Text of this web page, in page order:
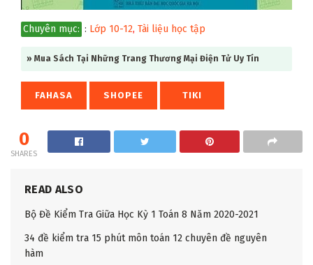
Chuyên mục: : Lớp 10-12, Tài liệu học tập
» Mua Sách Tại Những Trang Thương Mại Điện Tử Uy Tín
FAHASA SHOPEE TIKI
0
SHARES
READ ALSO
Bộ Đề Kiểm Tra Giữa Học Kỳ 1 Toán 8 Năm 2020-2021
34 đề kiểm tra 15 phút môn toán 12 chuyên đề nguyên
hàm